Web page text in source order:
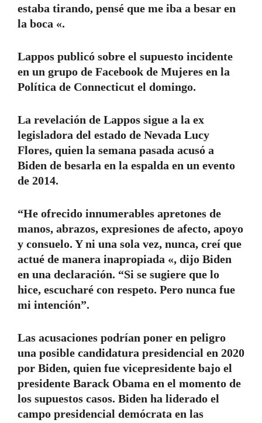
estaba tirando, pensé que me iba a besar en
la boca «.
Lappos publicó sobre el supuesto incidente
en un grupo de Facebook de Mujeres en la
Política de Connecticut el domingo.
La revelación de Lappos sigue a la ex
legisladora del estado de Nevada Lucy
Flores, quien la semana pasada acusó a
Biden de besarla en la espalda en un evento
de 2014.
“He ofrecido innumerables apretones de
manos, abrazos, expresiones de afecto, apoyo
y consuelo. Y ni una sola vez, nunca, creí que
actué de manera inapropiada «, dijo Biden
en una declaración. “Si se sugiere que lo
hice, escucharé con respeto. Pero nunca fue
mi intención”.
Las acusaciones podrían poner en peligro
una posible candidatura presidencial en 2020
por Biden, quien fue vicepresidente bajo el
presidente Barack Obama en el momento de
los supuestos casos. Biden ha liderado el
campo presidencial demócrata en las